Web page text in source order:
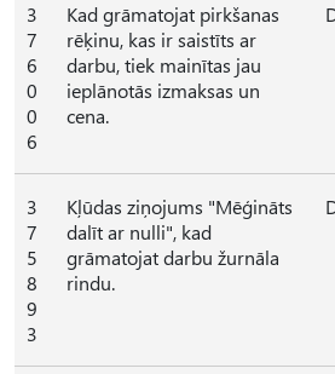
3
7
6
0
0
6
Kad grāmatojat pirkšanas
rēķinu, kas ir saistīts ar
darbu, tiek mainītas jau
ieplānotās izmaksas un
cena.
3
7
5
8
9
3
Kļūdas ziņojums "Mēģināts
dalīt ar nulli", kad
grāmatojat darbu žurnāla
rindu.